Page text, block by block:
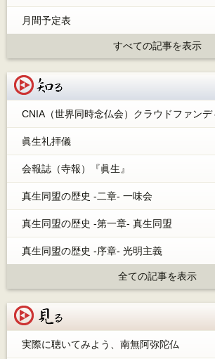
月間予定表
すべての記事を表示
CNIA（世界同時念仏会）クラウドファンデ
眞生礼拝儀
会報誌（寺報）『眞生』
真生同盟の歴史 -二章- 一味会
真生同盟の歴史 -第一章- 真生同盟
真生同盟の歴史 -序章- 光明主義
全ての記事を表示
実際に聴いてみよう、南無阿弥陀仏